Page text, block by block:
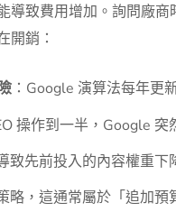
導致費用增加。詢問廠商
開銷：
：Google 演算法每年更
操作到一半，Google 突
致先前投入的內容權重下
略，這通常屬於「追加預